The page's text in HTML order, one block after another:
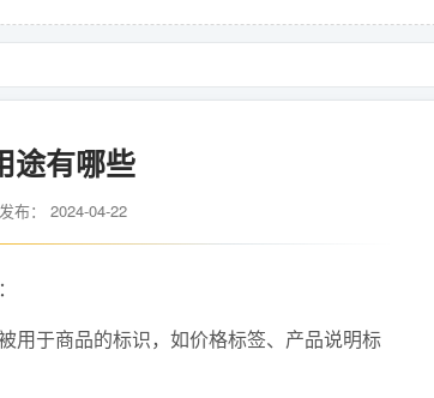
途有哪些
发布： 2024-04-22
于商品的标识，如价格标签、产品说明标